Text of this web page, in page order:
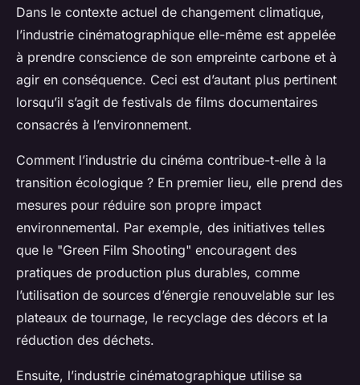
Dans le contexte actuel de changement climatique,
l’industrie cinématographique elle-même est appelée
à prendre conscience de son empreinte carbone et à
agir en conséquence. Ceci est d’autant plus pertinent
lorsqu’il s’agit de festivals de films documentaires
consacrés à l’environnement.
Comment l’industrie du cinéma contribue-t-elle à la
transition écologique ? En premier lieu, elle prend des
mesures pour réduire son propre impact
environnemental. Par exemple, des initiatives telles
que le "Green Film Shooting" encouragent des
pratiques de production plus durables, comme
l’utilisation de sources d’énergie renouvelable sur les
plateaux de tournage, le recyclage des décors et la
réduction des déchets.
Ensuite, l’industrie cinématographique utilise sa